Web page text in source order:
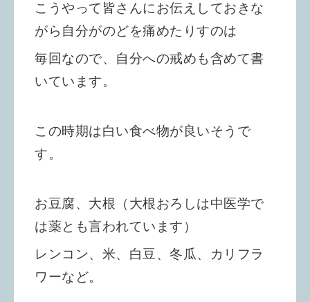
こうやって皆さんにお伝えしておきな
がら自分がのどを痛めたりすのは
毎回なので、自分への戒めも含めて書
いています。
この時期は白い食べ物が良いそうで
す。
お豆腐、大根（大根おろしは中医学で
は薬とも言われています）
レンコン、米、白豆、冬瓜、カリフラ
ワーなど。